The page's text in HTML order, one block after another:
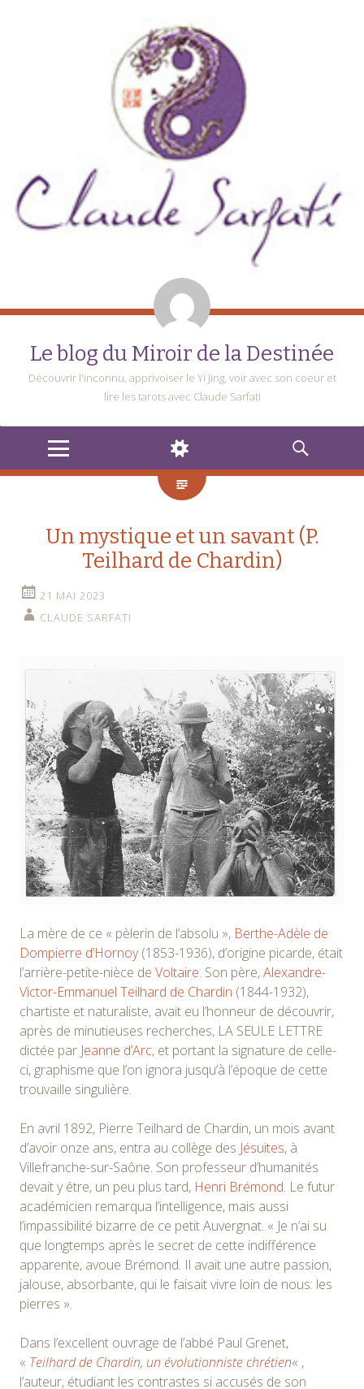
Le blog du Miroir de la Destinée
Découvrir l'inconnu, apprivoiser le Yi Jing, voir avec son coeur et
lire les tarots avec Claude Sarfati
MENU
WIDGETS
RECHERCHE
Un mystique et un savant (P.
Teilhard de Chardin)
21 MAI 2023
CLAUDE SARFATI
La mère de ce « pèlerin de l’absolu », Berthe-Adèle de
Dompierre d’Hornoy(1853-1936), d’origine picarde, était
l’arrière-petite-nièce de Voltaire. Son père,Alexandre-
Victor-Emmanuel Teilhard de Chardin (1844-1932),
chartiste et naturaliste, avait eu l’honneur de découvrir,
après de minutieuses recherches, LA SEULE LETTRE
dictée par Jeanne d’Arc, et portant la signature de celle-
ci, graphisme que l’on ignora jusqu’à l’époque de cette
trouvaille singulière.
En avril 1892, Pierre Teilhard de Chardin, un mois avant
d’avoir onze ans, entra au collège des Jésuites, à
Villefranche-sur-Saône. Son professeur d’humanités
devait y être, un peu plus tard, Henri Brémond. Le futur
académicien remarqua l’intelligence, mais aussi
l’impassibilité bizarre de ce petit Auvergnat. « Je n’ai su
que longtemps après le secret de cette indifférence
apparente, avoue Brémond. Il avait une autre passion,
jalouse, absorbante, qui le faisait vivre loin de nous: les
pierres ».
Dans l’excellent ouvrage de l’abbé Paul Grenet,
« Teilhard de Chardin, un évolutionniste chrétien« ,
l’auteur, étudiant les contrastes si accusés de son